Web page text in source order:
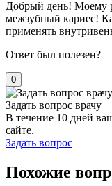
Добрый день! Моему
межзубный кариес!
применять
Ответ был полезен?
0
Задать вопрос врачу
В течение 10 дней
сайте.
Задать вопрос
Похожие